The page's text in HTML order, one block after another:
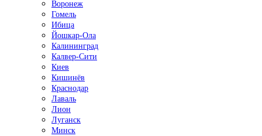
Воронеж
Гомель
Ибица
Йошкар-Ола
Калининград
Калвер-Сити
Киев
Кишинёв
Краснодар
Лаваль
Лион
Луганск
Минск